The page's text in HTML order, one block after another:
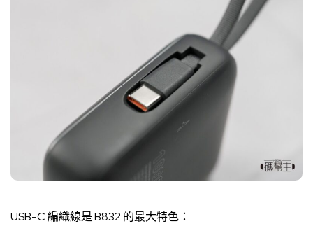
USB-C 編織線是 B832 的最大特色：